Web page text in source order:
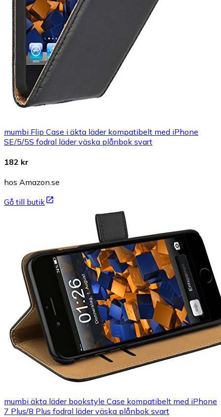
mumbi Flip Case i äkta läder kompatibelt med iPhone
SE/5/5S fodral läder väska plånbok svart
182 kr
hos Amazon.se
Gå till butik
mumbi äkta läder bookstyle Case kompatibelt med iPhone
7 Plus/8 Plus fodral läder väska plånbok svart